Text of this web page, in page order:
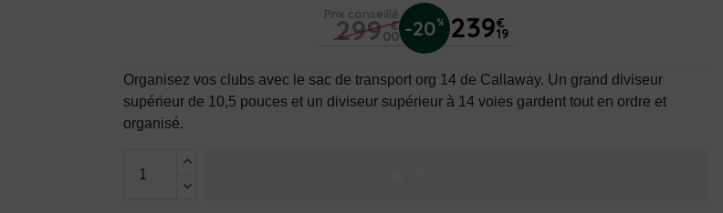
Prix conseillé
299 €
00 -20% 239€
19
Organisez vos clubs avec le sac de transport org 14 de Callaway. Un grand diviseur
supérieur de 10,5 pouces et un diviseur supérieur à 14 voies gardent tout en ordre et
organisé.